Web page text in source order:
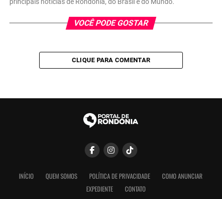
principais notícias de Rondônia, do Brasil e do Mundo.
VOCÊ PODE GOSTAR
CLIQUE PARA COMENTAR
INÍCIO QUEM SOMOS POLÍTICA DE PRIVACIDADE
COMO ANUNCIAR
EXPEDIENTE
CONTATO